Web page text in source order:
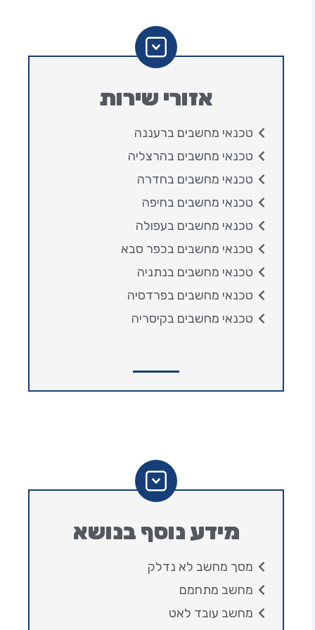
אזורי שירות
טכנאי מחשבים ברעננה
טכנאי מחשבים בהרצליה
טכנאי מחשבים בחדרה
טכנאי מחשבים בחיפה
טכנאי מחשבים בעפולה
טכנאי מחשבים בכפר סבא
טכנאי מחשבים בנתניה
טכנאי מחשבים בפרדסיה
טכנאי מחשבים בקיסריה
מידע נוסף בנושא
מסך מחשב לא נדלק
מחשב מתחמם
מחשב עובד לאט